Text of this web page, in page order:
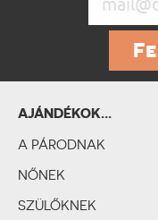
AJÁNDÉKOK...
A PÁRODNAK
NŐNEK
SZÜLŐKNEK